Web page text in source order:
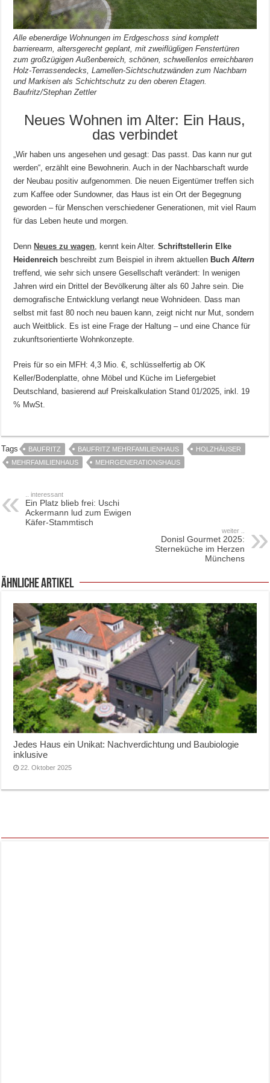
Alle ebenerdige Wohnungen im Erdgeschoss sind komplett
barrierearm, altersgerecht geplant, mit zweiflügligen Fenstertüren
zum großzügigen Außenbereich, schönen, schwellenlos erreichbaren
Holz-Terrassendecks, Lamellen-Sichtschutzwänden zum Nachbarn
und Markisen als Schichtschutz zu den oberen Etagen.
Baufritz/Stephan Zettler
Neues Wohnen im Alter: Ein Haus,
das verbindet
„Wir haben uns angesehen und gesagt: Das passt. Das kann nur gut
werden“, erzählt eine Bewohnerin. Auch in der Nachbarschaft wurde
der Neubau positiv aufgenommen. Die neuen Eigentümer treffen sich
zum Kaffee oder Sundowner, das Haus ist ein Ort der Begegnung
geworden – für Menschen verschiedener Generationen, mit viel Raum
für das Leben heute und morgen.
Denn Neues zu wagen, kennt kein Alter.Schriftstellerin Elke
Heidenreich beschreibt zum Beispiel in ihrem aktuellen BuchAltern
treffend, wie sehr sich unsere Gesellschaft verändert: In wenigen
Jahren wird ein Drittel der Bevölkerung älter als 60 Jahre sein. Die
demografische Entwicklung verlangt neue Wohnideen. Dass man
selbst mit fast 80 noch neu bauen kann, zeigt nicht nur Mut, sondern
auch Weitblick. Es ist eine Frage der Haltung – und eine Chance für
zukunftsorientierte Wohnkonzepte.
Preis für so ein MFH: 4,3 Mio. €, schlüsselfertig ab OK
Keller/Bodenplatte, ohne Möbel und Küche im Liefergebiet
Deutschland, basierend auf Preiskalkulation Stand 01/2025, inkl. 19
% MwSt.
Tags BAUFRITZ BAUFRITZ MEHRFAMILIENHAUS
HOLZHÄUSER
MEHRFAMILIENHAUS
MEHRGENERATIONSHAUS
.. interessant
Ein Platz blieb frei: Uschi
Ackermann lud zum Ewigen
Käfer-Stammtisch
weiter ..
Donisl Gourmet 2025:
Sterneküche im Herzen
Münchens
ähnliche Artikel
Jedes Haus ein Unikat: Nachverdichtung und Baubiologie
inklusive
22. Oktober 2025